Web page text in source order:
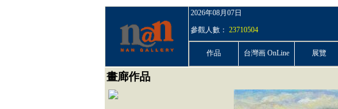
2026年08月07日
參觀人數： 23710504
作品 台灣画 OnLine 展覽
畫廊作品